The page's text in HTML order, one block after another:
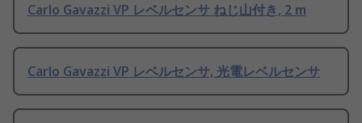
Carlo Gavazzi VP レベルセンサ ねじ山付き, 2 m
Carlo Gavazzi VP レベルセンサ, 光電レベルセンサ